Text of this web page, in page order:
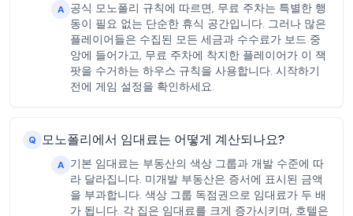
A 공식 모노폴리 규칙에 따르면, 무료 주차는 특별한 행
동이 필요 없는 단순한 휴식 공간입니다. 그러나 많은
플레이어들은 수집된 모든 세금과 수수료가 보드 중
앙에 들어가고, 무료 주차에 착지한 플레이어가 이 잭
팟을 수거하는 하우스 규칙을 사용합니다. 시작하기
전에 게임 설정을 확인하세요.
Q 모노폴리에서 임대료는 어떻게 계산되나요?
A 기본 임대료는 부동산의 색상 그룹과 개발 수준에 따
라 달라집니다. 미개발 부동산은 증서에 표시된 금액
을 부과합니다. 색상 그룹 독점권으로 임대료가 두 배
가 됩니다. 각 집은 임대료를 크게 증가시키며, 호텔은